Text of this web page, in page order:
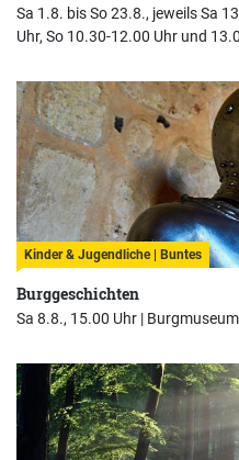
Sa 1.8. bis So 23.8., jeweils Sa
Uhr, So 10.30-12.00 Uhr und
Kinder & Jugendliche | Buntes
Burggeschichten
Sa 8.8., 15.00 Uhr |